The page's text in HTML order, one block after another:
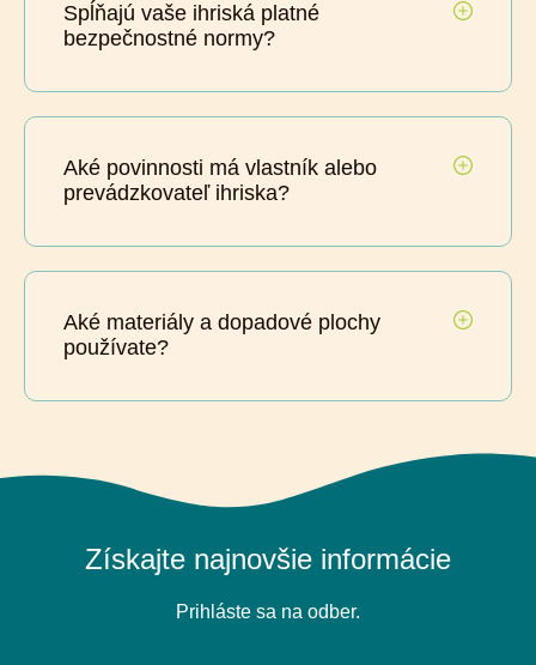
Spĺňajú vaše ihriská platné
bezpečnostné normy?
Aké povinnosti má vlastník alebo
prevádzkovateľ ihriska?
Aké materiály a dopadové plochy
používate?
Získajte najnovšie informácie
Prihláste sa na odber.